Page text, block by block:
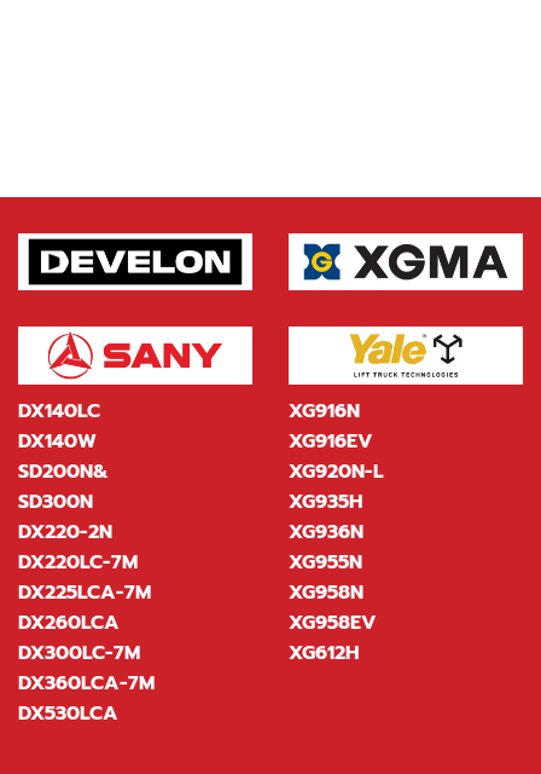
DX140LC
DX140W
SD200N&
SD300N
DX220-2N
DX220LC-7M
DX225LCA-7M
DX260LCA
DX300LC-7M
DX360LCA-7M
DX530LCA
XG916N
XG916EV
XG920N-L
XG935H
XG936N
XG955N
XG958N
XG958EV
XG612H